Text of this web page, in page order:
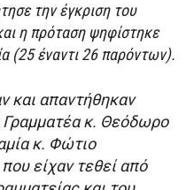
την έγκριση του
η πρόταση ψηφίστηκε
(25 έναντι 26 παρόντων).
και απαντήθηκαν
Γραμματέα κ. Θεόδωρο
κ. Φώτιο
είχαν τεθεί από